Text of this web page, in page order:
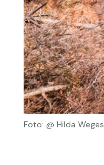
Foto: @ Hilda Weges